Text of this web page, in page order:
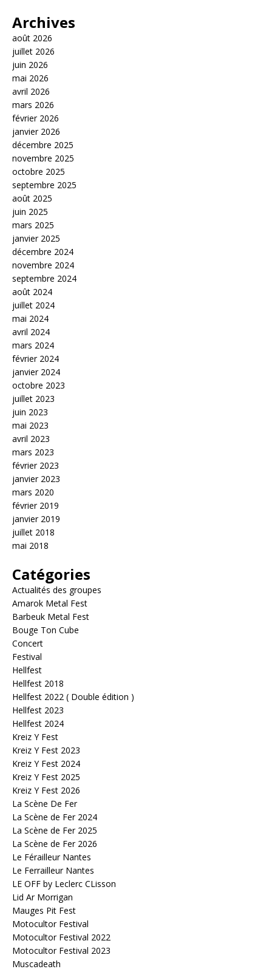
Archives
août 2026
juillet 2026
juin 2026
mai 2026
avril 2026
mars 2026
février 2026
janvier 2026
décembre 2025
novembre 2025
octobre 2025
septembre 2025
août 2025
juin 2025
mars 2025
janvier 2025
décembre 2024
novembre 2024
septembre 2024
août 2024
juillet 2024
mai 2024
avril 2024
mars 2024
février 2024
janvier 2024
octobre 2023
juillet 2023
juin 2023
mai 2023
avril 2023
mars 2023
février 2023
janvier 2023
mars 2020
février 2019
janvier 2019
juillet 2018
mai 2018
Catégories
Actualités des groupes
Amarok Metal Fest
Barbeuk Metal Fest
Bouge Ton Cube
Concert
Festival
Hellfest
Hellfest 2018
Hellfest 2022 ( Double édition )
Hellfest 2023
Hellfest 2024
Kreiz Y Fest
Kreiz Y Fest 2023
Kreiz Y Fest 2024
Kreiz Y Fest 2025
Kreiz Y Fest 2026
La Scène De Fer
La Scène de Fer 2024
La Scène de Fer 2025
La Scène de Fer 2026
Le Férailleur Nantes
Le Ferrailleur Nantes
LE OFF by Leclerc CLisson
Lid Ar Morrigan
Mauges Pit Fest
Motocultor Festival
Motocultor Festival 2022
Motocultor Festival 2023
Muscadeath